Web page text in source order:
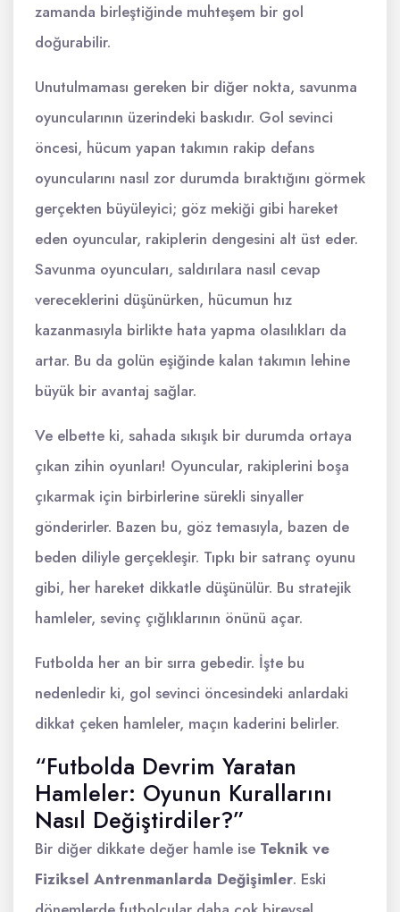
zamanda birleştiğinde muhteşem bir gol
doğurabilir.
Unutulmaması gereken bir diğer nokta, savunma
oyuncularının üzerindeki baskıdır. Gol sevinci
öncesi, hücum yapan takımın rakip defans
oyuncularını nasıl zor durumda bıraktığını görmek
gerçekten büyüleyici; göz mekiği gibi hareket
eden oyuncular, rakiplerin dengesini alt üst eder.
Savunma oyuncuları, saldırılara nasıl cevap
vereceklerini düşünürken, hücumun hız
kazanmasıyla birlikte hata yapma olasılıkları da
artar. Bu da golün eşiğinde kalan takımın lehine
büyük bir avantaj sağlar.
Ve elbette ki, sahada sıkışık bir durumda ortaya
çıkan zihin oyunları! Oyuncular, rakiplerini boşa
çıkarmak için birbirlerine sürekli sinyaller
gönderirler. Bazen bu, göz temasıyla, bazen de
beden diliyle gerçekleşir. Tıpkı bir satranç oyunu
gibi, her hareket dikkatle düşünülür. Bu stratejik
hamleler, sevinç çığlıklarının önünü açar.
Futbolda her an bir sırra gebedir. İşte bu
nedenledir ki, gol sevinci öncesindeki anlardaki
dikkat çeken hamleler, maçın kaderini belirler.
“Futbolda Devrim Yaratan
Hamleler: Oyunun Kurallarını
Nasıl Değiştirdiler?”
Bir diğer dikkate değer hamle ise Teknik ve
Fiziksel Antrenmanlarda Değişimler. Eski